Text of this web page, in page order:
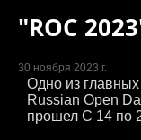
"ROC
30 ноября 2023 г.
Одно из
Russian Open
прошел С 14 по